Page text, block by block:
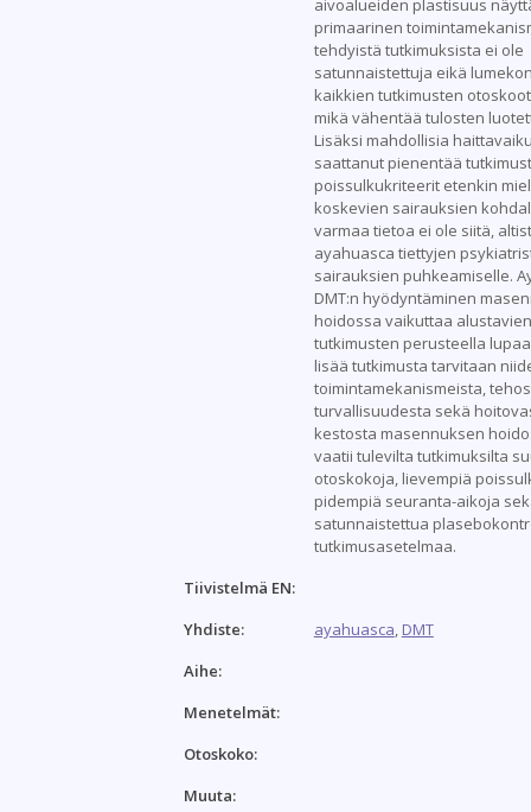
aivoalueiden plastisuus
primaarinen
tehdyistä tutkimuksista ei ole
satunnaistettuja eikä
kaikkien tutkimusten
mikä vähentää tulosten
Lisäksi mahdollisia
saattanut pienentää
poissulkukriteerit etenkin
koskevien sairauksien
varmaa tietoa ei ole siitä,
ayahuasca tiettyjen
sairauksien puhkeamiselle.
DMT:n hyödyntäminen
hoidossa vaikuttaa
tutkimusten perusteella
lisää tutkimusta tarvitaan
toimintamekanismeista,
turvallisuudesta sekä
kestosta masennuksen
vaatii tulevilta tutkimuksilta
otoskokoja, lievempiä
pidempiä seuranta-aikoja
satunnaistettua
tutkimusasetelmaa.
Tiivistelmä EN:
Yhdiste:
ayahuasca, DMT
Aihe:
Menetelmät:
Otoskoko:
Muuta: